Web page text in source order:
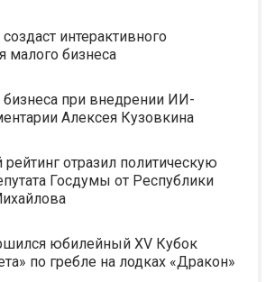
интерактивного
малого бизнеса
бизнеса при внедрении ИИ-
Алексея Кузовкина
отразил политическую
Госдумы от Республики
юбилейный XV Кубок
по гребле на лодках «Дракон»